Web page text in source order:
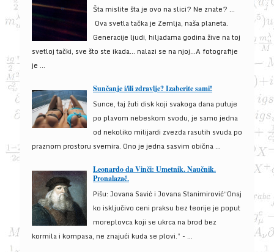
Šta mislite šta je ovo na slici? Ne znate? …
Ova svetla tačka je Zemlja, naša planeta.
Generacije ljudi, hiljadama godina žive na toj
svetloj tački, sve što ste ikada… nalazi se na njoj…A fotografije
je ...
Sunčanje i/ili zdravlje? Izaberite sami!
Sunce, taj žuti disk koji svakoga dana putuje
po plavom nebeskom svodu, je samo jedna
od nekoliko milijardi zvezda rasutih svuda po
praznom prostoru svemira. Ono je jedna sasvim obična ...
Leonardo da Vinči: Umetnik. Naučnik.
Pronalazač.
Pišu: Jovana Savić i Jovana Stanimirović“Onaj
ko isključivo ceni praksu bez teorije je poput
moreplovca koji se ukrca na brod bez
kormila i kompasa, ne znajući kuda se plovi.” - ...